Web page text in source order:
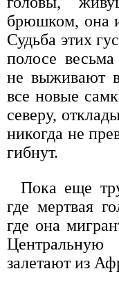
брюшком, она
Судьба этих
полосе
не выживают
все новые
северу,
никогда не
гибнут.
Пока еще
где мертвая
где она
залетают из